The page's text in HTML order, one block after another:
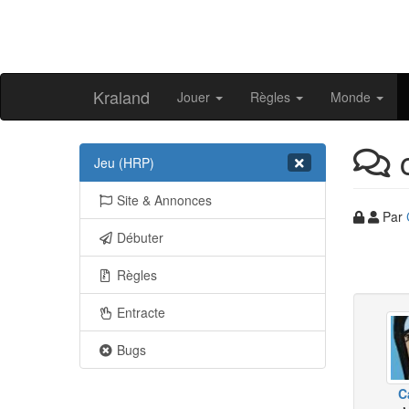
Kraland Jouer Règles Monde
Jeu (HRP)
Site & Annonces
Débuter
Règles
Entracte
Bugs
Par